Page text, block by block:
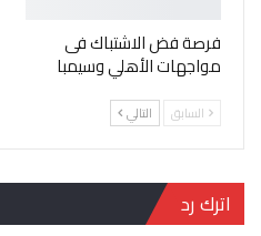
فرصة فض الاشتباك فى
مواجهات الأهلي وسيمبا
السابق التالي
اترك رد